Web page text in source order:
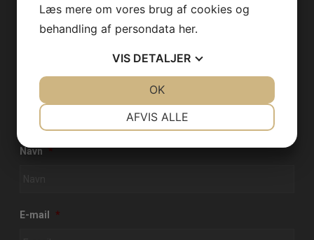
2850 Nærum
Danmark
info@intramedic.dk
CVR: DK14718982
Kontakt os
Navn *
E-mail *
Læs mere om vores brug af cookies og
behandling af persondata her.
VIS DETALJER
AFVIS ALLE
OK